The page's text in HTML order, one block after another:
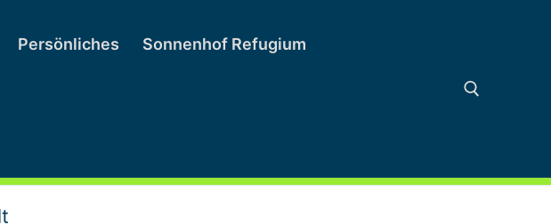
Persönliches Sonnenhof Refugium